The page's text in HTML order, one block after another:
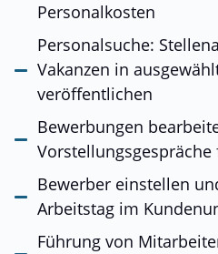
Personalkosten
Personalsuche:
Vakanzen in
veröffentlichen
Bewerbungen
Vorstellungsgespräche
Bewerber einstellen
Arbeitstag im
Führung von